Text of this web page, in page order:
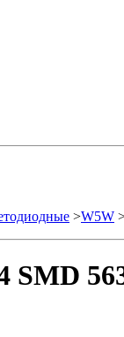
>W5W
SMD